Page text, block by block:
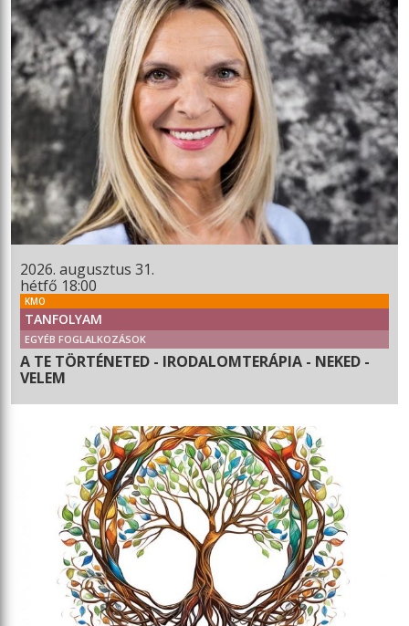
2026. augusztus 31.
hétfő 18:00
KMO
TANFOLYAM
EGYÉB FOGLALKOZÁSOK
A TE TÖRTÉNETED - IRODALOMTERÁPIA - NEKED -
VELEM